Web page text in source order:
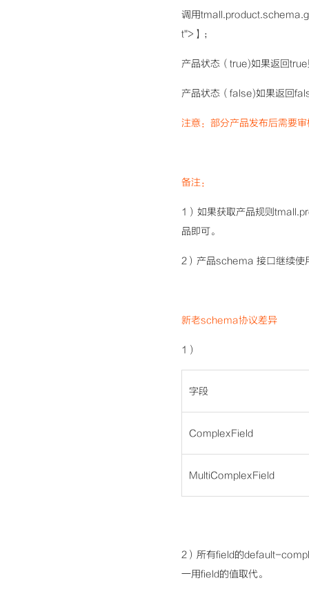
调用
t">】；
产品状态（true)如果返回
产品状态（false)如果返回
注意：部分产品发布后需要
备注：
1）如果获取产品规则
品即可。
2）产品schema 接口继续
新老schema协议差异
1）
字段
ComplexField
MultiComplexField
2） 所有field的default-
一用field的值取代。